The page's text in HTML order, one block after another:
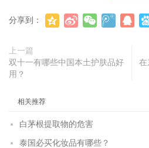
分享到：
上一篇
双十一有哪些中国本土护肤品好
用？
在
相关推荐
白茅根提取物的危害
泰国必买化妆品有哪些？